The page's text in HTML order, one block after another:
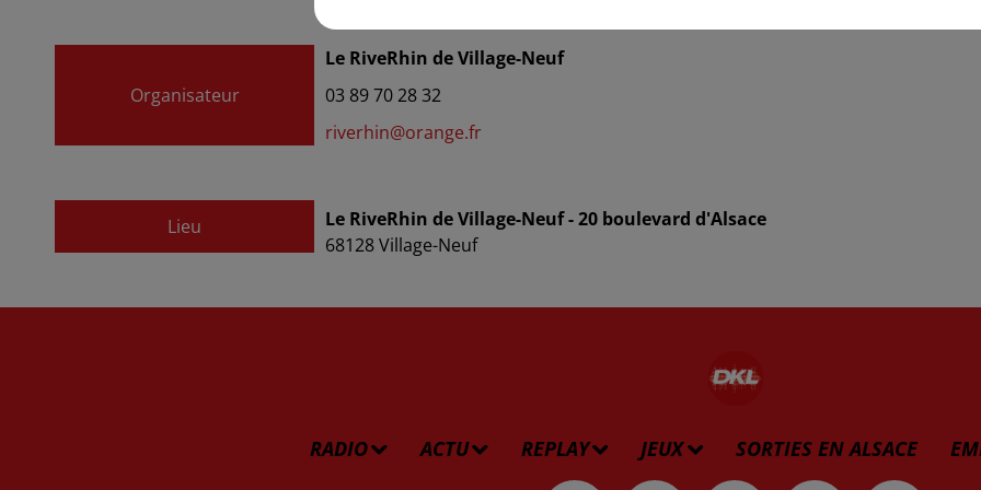
Organisateur
Le RiveRhin de Village-Neuf
03 89 70 28 32
riverhin@orange.fr
Lieu
Le RiveRhin de Village-Neuf - 20 boulevard d'Alsace
68128Village-Neuf
RADIO ACTU REPLAY JEUX SORTIES EN ALSACE